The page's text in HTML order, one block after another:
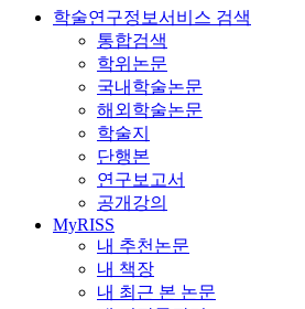
학술연구정보서비스 검색
통합검색
학위논문
국내학술논문
해외학술논문
학술지
단행본
연구보고서
공개강의
MyRISS
내 추천논문
내 책장
내 최근 본 논문